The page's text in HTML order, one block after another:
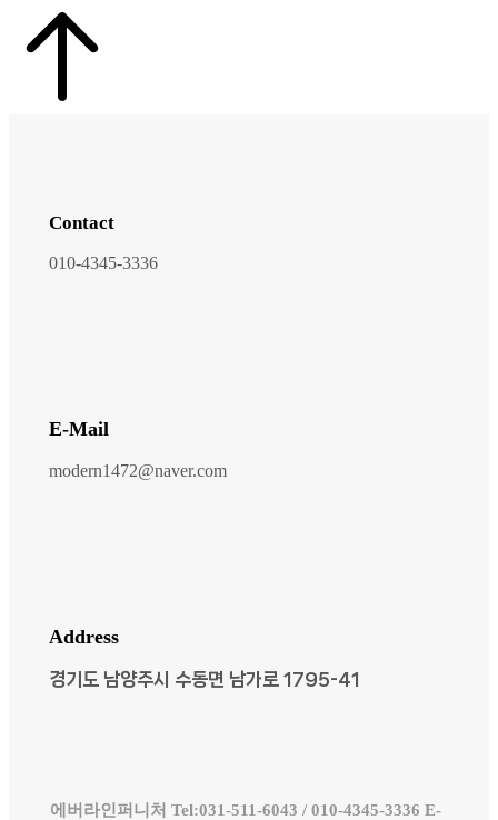
Contact
010-4345-3336
E-Mail
modern1472@naver.com
Address
경기도 남양주시 수동면 남가로 1795-41
에버라인퍼니처 Tel:031-511-6043 / 010-4345-3336 E-